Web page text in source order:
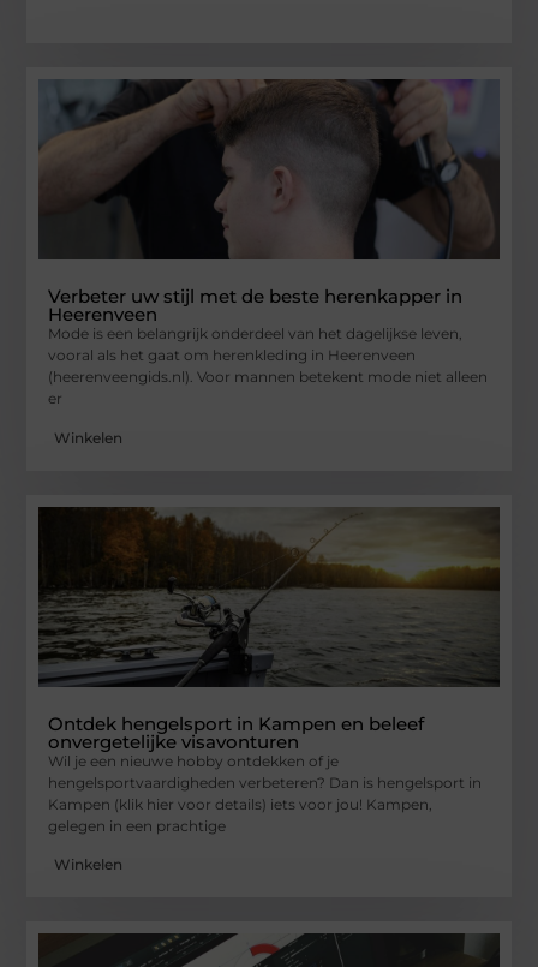
Verbeter uw stijl met de beste herenkapper in
Heerenveen
Mode is een belangrijk onderdeel van het dagelijkse leven,
vooral als het gaat om herenkleding in Heerenveen
(heerenveengids.nl). Voor mannen betekent mode niet alleen
er
Winkelen
Ontdek hengelsport in Kampen en beleef
onvergetelijke visavonturen
Wil je een nieuwe hobby ontdekken of je
hengelsportvaardigheden verbeteren? Dan is hengelsport in
Kampen (klik hier voor details) iets voor jou! Kampen,
gelegen in een prachtige
Winkelen